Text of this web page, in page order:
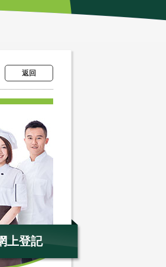
返回
上登記